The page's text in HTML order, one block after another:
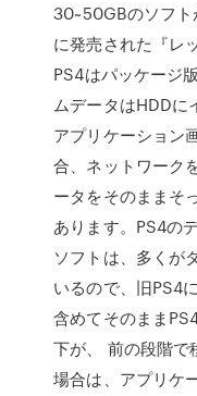
30~50GBのソフト
に発売された『レ
PS4はパッケージ
ムデータはHDDに
アプリケーション
合、ネットワーク
ータをそのままそ
あります。PS4の
ソフトは、多くが
いるので、旧PS4
含めてそのまま
下が、 前の段階で
場合は、アプリケ